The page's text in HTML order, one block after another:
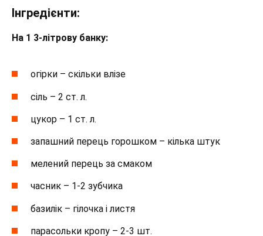
Інгредієнти:
На 1 3-літрову банку:
огірки – скільки влізе
сіль – 2 ст. л.
цукор – 1 ст. л.
запашний перець горошком – кілька штук
мелений перець за смаком
часник – 1-2 зубчика
базилік – гілочка і листя
парасольки кропу – 2-3 шт.